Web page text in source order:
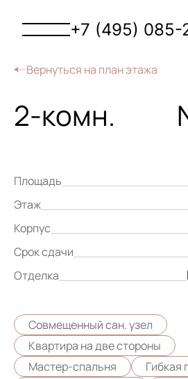
+7 (495) 085-
Вернуться на план этажа
2-комн.
Площадь
Этаж
Корпус
Срок сдачи
Отделка
Совмещенный сан. узел
Квартира на две стороны
Мастер-спальня
Гибкая